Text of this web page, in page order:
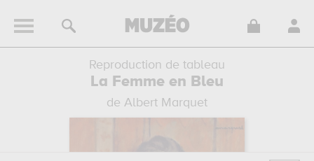
Reproduction de tableau
La Femme en Bleu
de Albert Marquet